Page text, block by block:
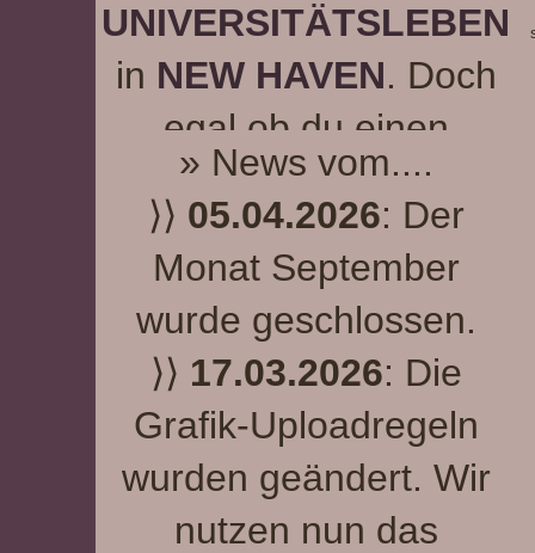
UNIVERSITÄTSLEBEN
in NEW HAVEN. Doch
egal ob du einen
STUDENTEN AUS
YALEspielen möchtest
oder nur einen
BEWOHNER DER
STADT, jeder ist
herzlich eingeladen
unserem RPG Leben
» News vom....
⟩⟩ 05.04.2026: Der
Monat September
wurde geschlossen.
⟩⟩ 17.03.2026: Die
Grafik-Uploadregeln
wurden geändert. Wir
nutzen nun das